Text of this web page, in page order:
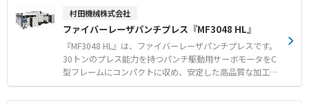
ス利用 【用途・事例】 ●プリント基板上の任意位置への
シリアルナンバーや二次元コードの高速印字 ●トレーサビ
リティシステムとの連携による生産計画の共有と製造情報
の追跡 ●アライメント補正や印字後コード読取などのオプ
ションを活用した不良流出防止
視機器（PAL-Plusシリーズ、PAL-Temp）はもとより、多
くの製品に採用されているModbusプロトコル機器を管理
することができるため、様々なセンサーを統合して効率的
に監視できます。 また、クラウド上での利用や既存の自
社サーバーなどにも構築可能であり、新規サーバーの導入
などお客様のご要望に柔軟に対応いたします。 ■設定変更
にかかるコストを削減 本製品は、ユーザー様からいただ
村田機械株式会社
ファイバーレーザパンチプレス『MF3048 HL』
『MF3048 HL』は、ファイバーレーザパンチプレスです。
30トンのプレス能力を持つパンチ駆動用サーボモータをC
型フレームにコンパクトに収め、安定した高品質な加工を
実現します。 Y方向にはツインボールネジを採用し、ワイ
ドなテーブルベースで支えることで、高速移動時の安定性